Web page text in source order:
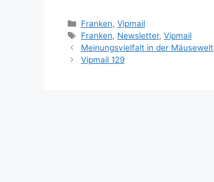
Kategorien
Franken, Vipmail
Schlagwörter
Franken, Newsletter, Vipmail
Meinungsvielfalt in der Mäusewelt
Vipmail 129